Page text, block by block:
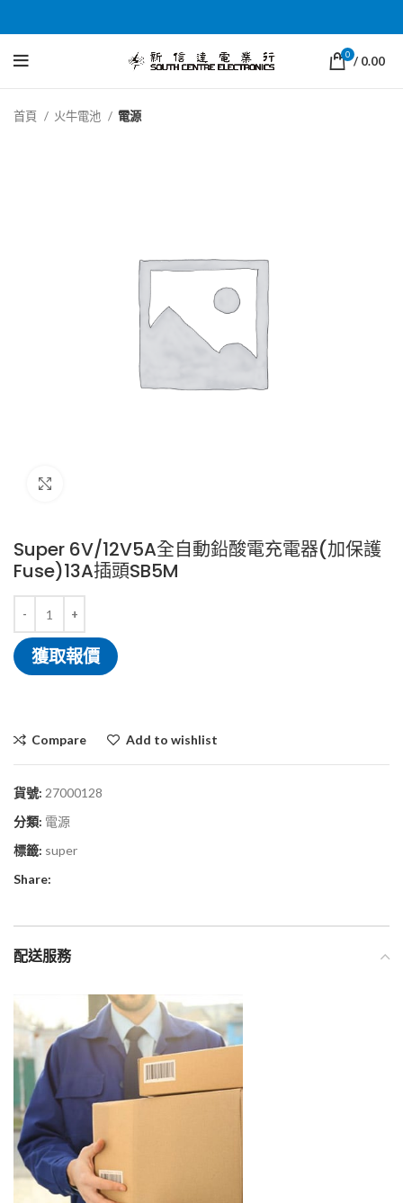
0 / 0.00
首頁 火牛電池 電源
Super 6V/12V5A全自動鉛酸電充電器(加保護
Fuse)13A插頭SB5M
獲取報價
Compare Add to wishlist
貨號: 27000128
分類: 電源
標籤: super
Share:
配送服務